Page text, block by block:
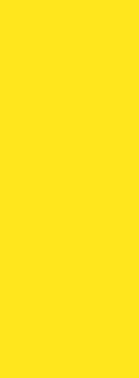
для ткани FabriCoat Yellow HC,
250 мл